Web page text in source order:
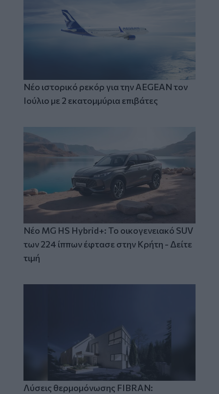
Νέο ιστορικό ρεκόρ για την AEGEAN τον
Ιούλιο με 2 εκατομμύρια επιβάτες
Νέο MG HS Hybrid+: Το οικογενειακό SUV
των 224 ίππων έφτασε στην Κρήτη - Δείτε
τιμή
Λύσεις θερμομόνωσης FIBRAN: